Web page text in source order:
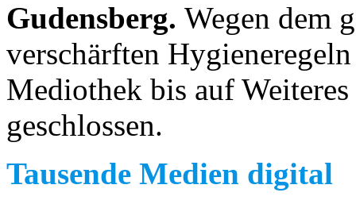
Gudensberg. Wegen dem
verschärften
Mediothek bis auf
geschlossen.
Tausende Medien digital